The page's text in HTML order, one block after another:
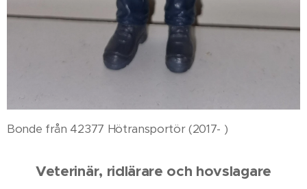
Bonde från 42377 Hötransportör (2017- )
Veterinär, ridlärare och hovslagare